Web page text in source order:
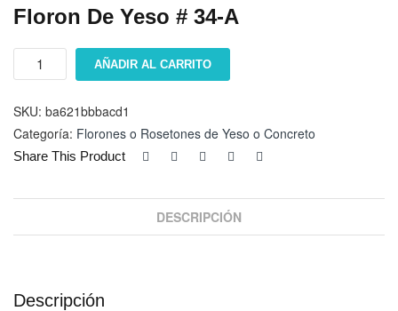
Floron De Yeso # 34-A
Floron
#
34-
cantidad
AÑADIR AL CARRITO
SKU: ba621bbbacd1
Categoría: Florones o Rosetones de Yeso o Concreto
Share This Product
DESCRIPCIÓN
Descripción